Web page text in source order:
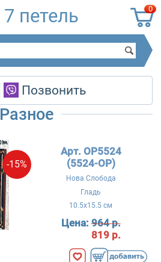
0
7 петель
Позвонить
Разное
-15%
Арт. OP5524
(5524-OP)
Нова Слобода
Гладь
10.5x15.5 см
Цена:964 р.
819 р.